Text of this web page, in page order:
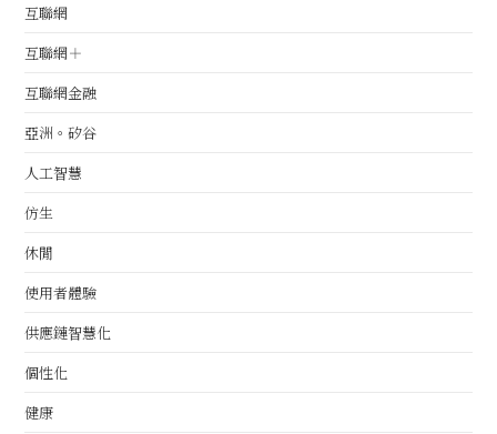
互聯網
互聯網＋
互聯網金融
亞洲。矽谷
人工智慧
仿生
休閒
使用者體驗
供應鏈智慧化
個性化
健康